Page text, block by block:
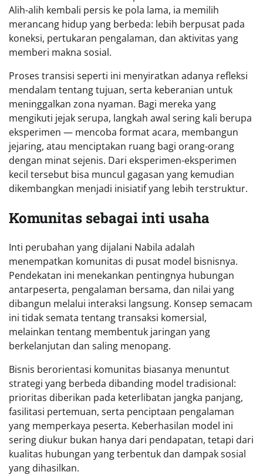
Alih-alih kembali persis ke pola lama, ia memilih
merancang hidup yang berbeda: lebih berpusat pada
koneksi, pertukaran pengalaman, dan aktivitas yang
memberi makna sosial.
Proses transisi seperti ini menyiratkan adanya refleksi
mendalam tentang tujuan, serta keberanian untuk
meninggalkan zona nyaman. Bagi mereka yang
mengikuti jejak serupa, langkah awal sering kali berupa
eksperimen — mencoba format acara, membangun
jejaring, atau menciptakan ruang bagi orang-orang
dengan minat sejenis. Dari eksperimen-eksperimen
kecil tersebut bisa muncul gagasan yang kemudian
dikembangkan menjadi inisiatif yang lebih terstruktur.
Komunitas sebagai inti usaha
Inti perubahan yang dijalani Nabila adalah
menempatkan komunitas di pusat model bisnisnya.
Pendekatan ini menekankan pentingnya hubungan
antarpeserta, pengalaman bersama, dan nilai yang
dibangun melalui interaksi langsung. Konsep semacam
ini tidak semata tentang transaksi komersial,
melainkan tentang membentuk jaringan yang
berkelanjutan dan saling menopang.
Bisnis berorientasi komunitas biasanya menuntut
strategi yang berbeda dibanding model tradisional:
prioritas diberikan pada keterlibatan jangka panjang,
fasilitasi pertemuan, serta penciptaan pengalaman
yang memperkaya peserta. Keberhasilan model ini
sering diukur bukan hanya dari pendapatan, tetapi dari
kualitas hubungan yang terbentuk dan dampak sosial
yang dihasilkan.